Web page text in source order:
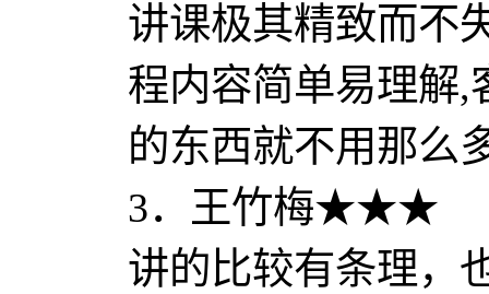
讲课极其精致而不
程内容简单易理解,
的东西就不用那么
3．王竹梅★★★
讲的比较有条理，